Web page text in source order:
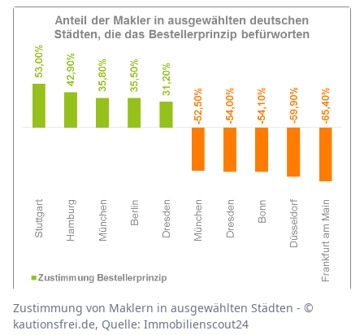
Zustimmung von Maklern in ausgewählten Städten - ©
kautionsfrei.de, Quelle: Immobilienscout24